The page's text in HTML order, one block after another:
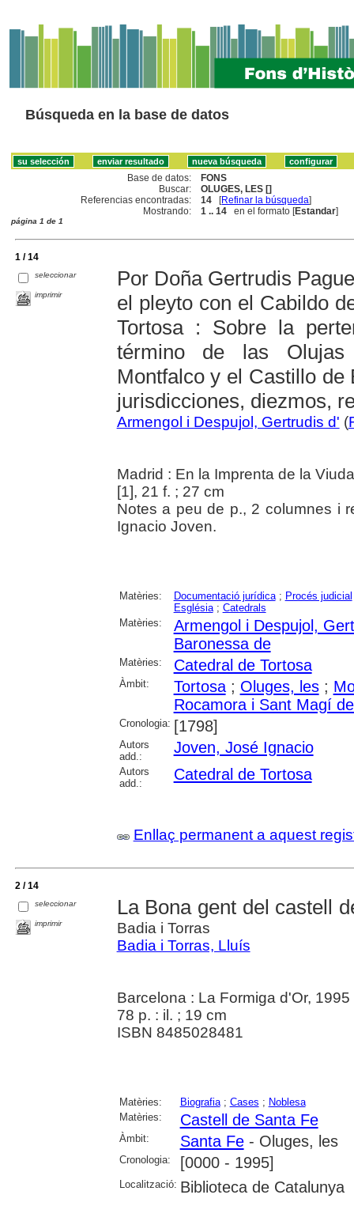
Búsqueda en la base de datos
Base de datos:
FONS
Buscar:
OLUGES, LES []
Referencias encontradas:
14 [Refinar la búsqueda]
Mostrando:
1 .. 14 en el formato [Estandar]
página 1 de 1
1 / 14
seleccionar
imprimir
Por Doña Gertrudis
el pleyto con el Cabildo
Tortosa : Sobre la
término de las
Montfalco y el Castillo
jurisdicciones, diezmos,
Armengol i Despujol, Gertrudis d' (
Madrid : En la Imprenta de la
[1], 21 f. ; 27 cm
Notes a peu de p., 2 columnes i
Ignacio Joven.
Matèries: Documentació jurídica; Procés judicial
Església; Catedrals
Matèries:
Armengol i Despujol,
Baronessa de
Matèries: Catedral de Tortosa
Àmbit: Tortosa; Oluges, les;
Rocamora i Sant Magí
Cronologia: [1798]
Autors
add.:
Joven, José Ignacio
Autors
add.:
Catedral de Tortosa
Enllaç permanent a aquest
2 / 14
seleccionar
imprimir
La Bona gent del castell
Badia i Torras
Badia i Torras, Lluís
Barcelona : La Formiga d'Or, 1995
78 p. : il. ; 19 cm
ISBN 8485028481
Matèries: Biografia; Cases ; Noblesa
Matèries:
Castell de Santa Fe
Àmbit: Santa Fe- Oluges, les
Cronologia: [0000 - 1995]
Localització: Biblioteca de Catalunya